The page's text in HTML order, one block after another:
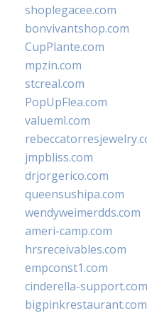
shoplegacee.com
bonvivantshop.com
CupPlante.com
mpzin.com
stcreal.com
PopUpFlea.com
valueml.com
jmpbliss.com
drjorgerico.com
queensushipa.com
wendyweimerdds.com
ameri-camp.com
hrsreceivables.com
empconst1.com
cinderella-support.com
bigpinkrestaurant.com